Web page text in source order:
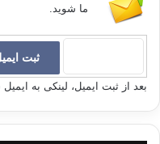
ما شوید.
بعد از ثبت ایمیل، لینکی به